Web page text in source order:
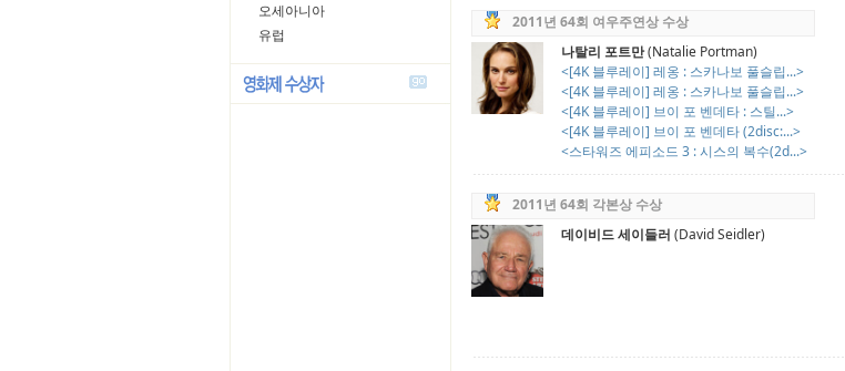
오세아니아
유럽
2011년 64회 여우주연상 수상
나탈리 포트만(Natalie Portman)
<[4K 블루레이] 레옹 : 스카나보 풀슬립...>
<[4K 블루레이] 레옹 : 스카나보 풀슬립...>
<[4K 블루레이] 브이 포 벤데타 : 스틸...>
<[4K 블루레이] 브이 포 벤데타 (2disc:...>
<스타워즈 에피소드 3 : 시스의 복수(2d...>
2011년 64회 각본상 수상
데이비드 세이들러 (David Seidler)